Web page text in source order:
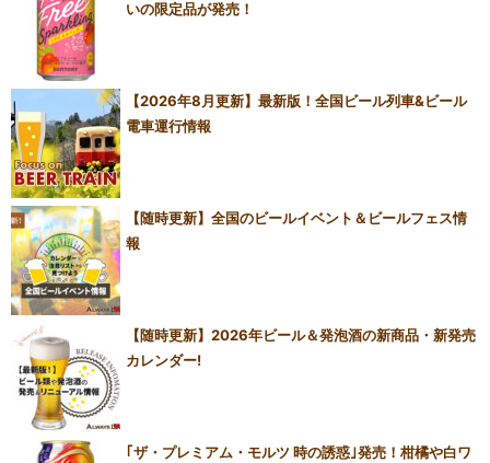
いの限定品が発売！
【2026年8月更新】最新版！全国ビール列車&ビール
電車運行情報
【随時更新】全国のビールイベント＆ビールフェス情
報
【随時更新】2026年ビール＆発泡酒の新商品・新発売
カレンダー!
｢ザ・プレミアム・モルツ 時の誘惑｣発売！柑橘や白ワ